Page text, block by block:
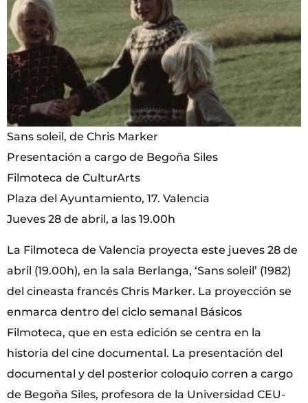
Sans soleil, de Chris Marker
Presentación a cargo de Begoña Siles
Filmoteca de CulturArts
Plaza del Ayuntamiento, 17. Valencia
Jueves 28 de abril, a las 19.00h
La Filmoteca de Valencia proyecta este jueves 28 de
abril (19.00h), en la sala Berlanga, ‘Sans soleil’ (1982)
del cineasta francés Chris Marker. La proyección se
enmarca dentro del ciclo semanal Básicos
Filmoteca, que en esta edición se centra en la
historia del cine documental. La presentación del
documental y del posterior coloquio corren a cargo
de Begoña Siles, profesora de la Universidad CEU-